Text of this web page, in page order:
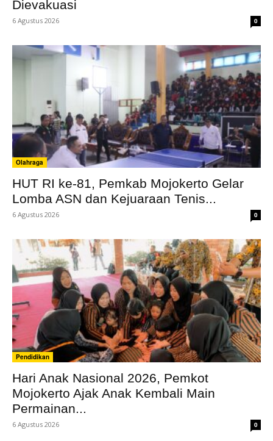
Dievakuasi
6 Agustus 2026 0
Olahraga
HUT RI ke-81, Pemkab Mojokerto Gelar
Lomba ASN dan Kejuaraan Tenis...
6 Agustus 2026 0
Pendidikan
Hari Anak Nasional 2026, Pemkot
Mojokerto Ajak Anak Kembali Main
Permainan...
6 Agustus 2026 0